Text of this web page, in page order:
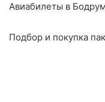
Авиабилеты в Бодрум
Подбор и покупка